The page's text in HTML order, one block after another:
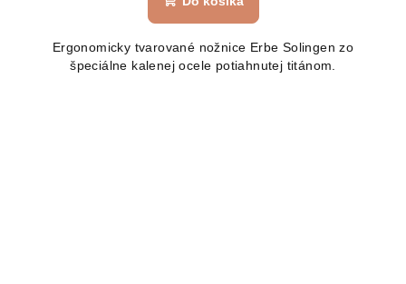
z
5
Ergonomicky tvarované nožnice Erbe Solingen zo
špeciálne kalenej ocele potiahnutej titánom.